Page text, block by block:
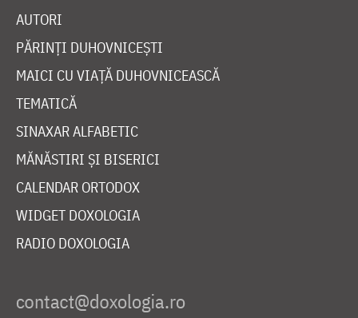
AUTORI
PĂRINȚI DUHOVNICEȘTI
MAICI CU VIAȚĂ DUHOVNICEASCĂ
TEMATICĂ
SINAXAR ALFABETIC
MĂNĂSTIRI ȘI BISERICI
CALENDAR ORTODOX
WIDGET DOXOLOGIA
RADIO DOXOLOGIA